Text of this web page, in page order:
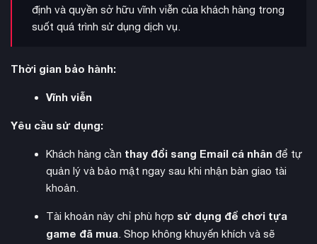
Hệ thốngtùy biến nhân vậtphong phú thông qua Mutations
cho phép mở khóa các khả năng đặc biệt như tăng sức
chơi có thể nâng cấp áo giáp và vũ khí với nhiều thuộc tính
khác nhau để phù hợp với phong cách chiến đấu.
định và quyền sở hữu vĩnh viễn của khách hàng trong
suốt quá trình sử dụng dịch vụ.
Thời gian bảo hành:
Vĩnh viễn
Yêu cầu sử dụng:
Khách hàng cần thay đổi sang Email cá nhânđể tự
quản lý và bảo mật ngay sau khi nhận bàn giao tài
khoản.
Tài khoản này chỉ phù hợp sử dụng để chơi tựa
game đã mua. Shop không khuyến khích và sẽ